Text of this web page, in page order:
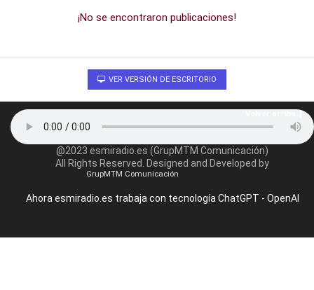
¡No se encontraron publicaciones!
VER VERSIÓN DE ESCRITORIO
@2023 esmiradio.es (GrupMTM Comunicación)
All Rights Reserved. Designed and Developed by
GrupMTM Comunicación
Ahora esmiradio.es trabaja con tecnología ChatGPT - OpenAI